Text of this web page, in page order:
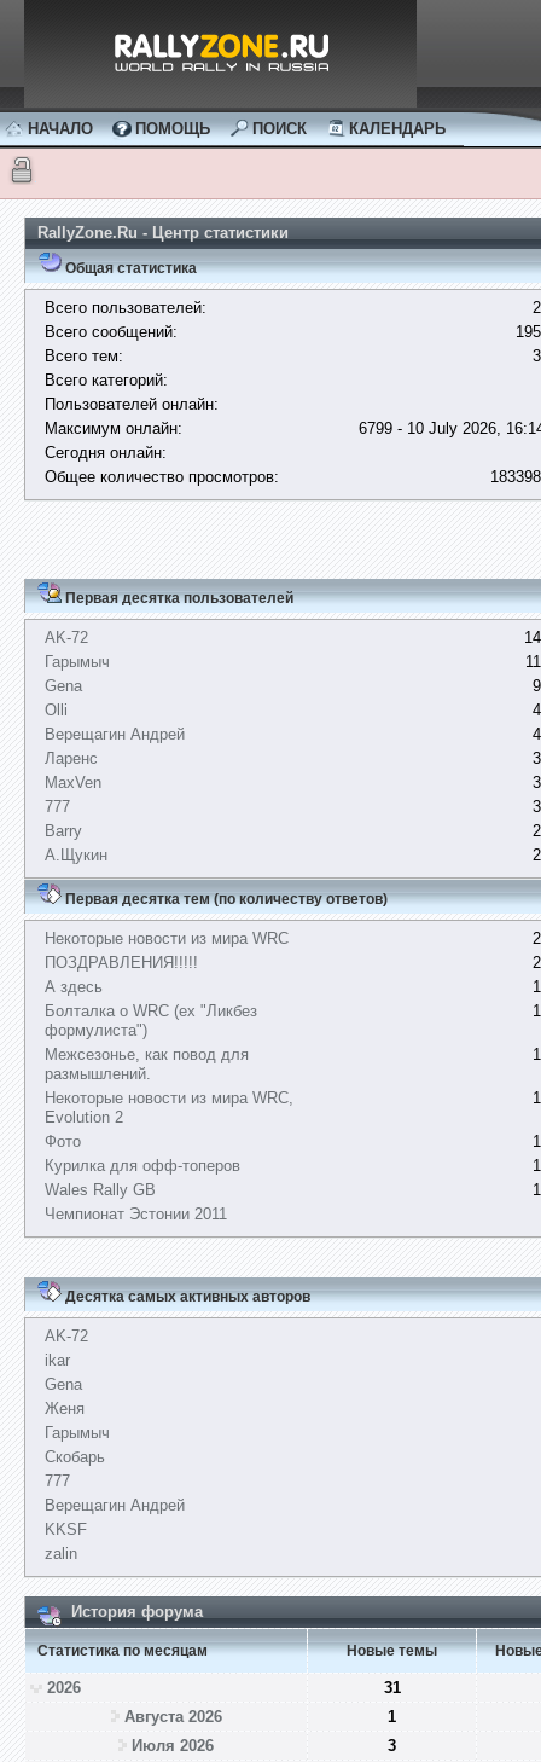
НАЧАЛО ПОМОЩЬ ПОИСК КАЛЕНДАРЬ
RallyZone.Ru - Центр статистики
Общая статистика
Всего пользователей:
Всего сообщений:
Всего тем:
Всего категорий:
Пользователей онлайн:
Максимум онлайн:
6799 - 10 July 2026,
Сегодня онлайн:
Общее количество просмотров:
Первая десятка пользователей
AK-72
Гарымыч
Gena
Olli
Верещагин Андрей
Ларенс
MaxVen
777
Barry
А.Щукин
Первая десятка тем (по количеству ответов)
Некоторые новости из мира WRC
ПОЗДРАВЛЕНИЯ!!!!!
А здесь
Болталка о WRC (ex "Ликбез
формулиста")
Межсезонье, как повод для
размышлений.
Некоторые новости из мира WRC,
Evolution 2
Фото
Курилка для офф-топеров
Wales Rally GB
Чемпионат Эстонии 2011
Десятка самых активных авторов
AK-72
ikar
Gena
Женя
Гарымыч
Скобарь
777
Верещагин Андрей
KKSF
zalin
История форума
Статистика по месяцам Новые темы
2026
31
Августа 2026
1
Июля 2026
3